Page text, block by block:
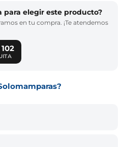
para elegir este producto?
en tu compra. ¡Te atendemos